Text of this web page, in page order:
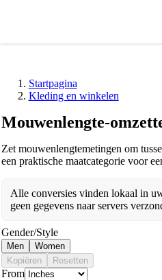
Startpagina
Kleding en winkelen
Mouwenlengte-
Zet mouwenlengtemetingen om
een praktische maatcategorie voor
Alle conversies vinden lokaal in
geen gegevens naar servers
Gender/Style
Men
Women
Kopiëren
Resetten
From